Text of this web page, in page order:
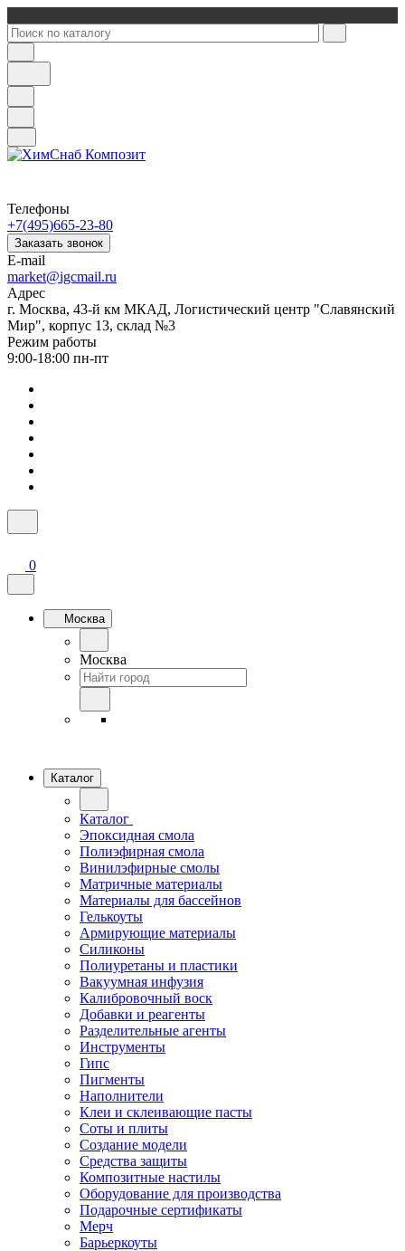
Телефоны
+7(495)665-23-80
Заказать звонок
E-mail
market@igcmail.ru
Адрес
г. Москва, 43-й км МКАД, Логистический центр "Славянский
Мир", корпус 13, склад №3
Режим работы
9:00-18:00 пн-пт
0
Москва
Москва
Каталог
Каталог
Эпоксидная смола
Полиэфирная смола
Винилэфирные смолы
Матричные материалы
Материалы для бассейнов
Гелькоуты
Армирующие материалы
Силиконы
Полиуретаны и пластики
Вакуумная инфузия
Калибровочный воск
Добавки и реагенты
Разделительные агенты
Инструменты
Гипс
Пигменты
Наполнители
Клеи и склеивающие пасты
Соты и плиты
Создание модели
Средства защиты
Композитные настилы
Оборудование для производства
Подарочные сертификаты
Мерч
Барьеркоуты